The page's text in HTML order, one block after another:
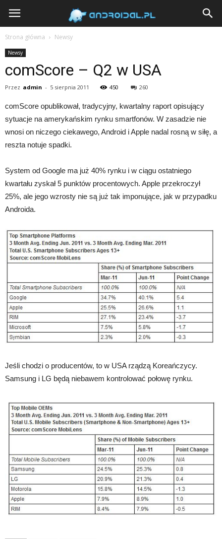
Androidal
Strona główna Newsy
Newsy
comScore – Q2 w USA
Przez admin - 5 sierpnia 2011 450 260
comScore opublikował, tradycyjny, kwartalny raport opisujący
sytuacje na amerykańskim rynku smartfonów. W zasadzie nie
wnosi on niczego ciekawego, Android i Apple nadal rosną w siłę, a
reszta notuje spadki.
System od Google ma już 40% rynku i w ciągu ostatniego
kwartału zyskał 5 punktów procentowych. Apple przekroczył
25%, ale jego wzrosty nie są już tak imponujące, jak w przypadku
Androida.
Jeśli chodzi o producentów, to w USA rządzą Koreańczycy.
Samsung i LG będą niebawem kontrolować połowę rynku.